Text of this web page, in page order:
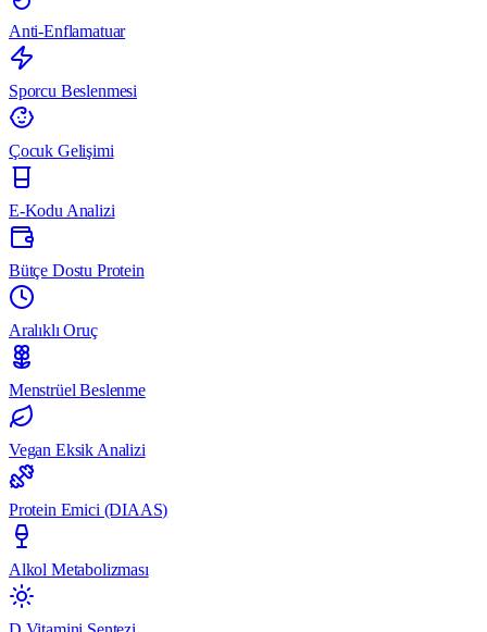
Anti-Enflamatuar
Sporcu Beslenmesi
Çocuk Gelişimi
E-Kodu Analizi
Bütçe Dostu Protein
Aralıklı Oruç
Menstrüel Beslenme
Vegan Eksik Analizi
Protein Emici (DIAAS)
Alkol Metabolizması